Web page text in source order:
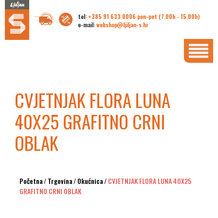
tel: +385 91 633 0006 pon-pet (7.00h - 15.00h)
e-mail:webshop@ljiljan-s.hr
CVJETNJAK FLORA LUNA
40X25 GRAFITNO CRNI
OBLAK
Početna/Trgovina/Okućnica/CVJETNJAK FLORA LUNA 40X25
GRAFITNO CRNI OBLAK